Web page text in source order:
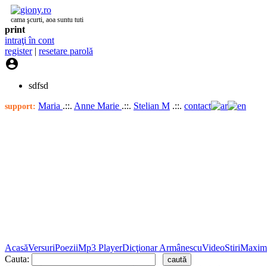
cama şcurti, aoa suntu tuti
print
intraţi în cont
register| resetare parolă

sdfsd
support: Maria .::. Anne Marie .::. Stelian M .::. contact
AcasăVersuriPoeziiMp3 PlayerDicţionar ArmânescuVideoStiri
Cauta: